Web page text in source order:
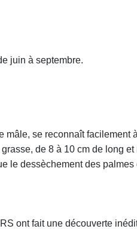
juin à septembre.
mâle, se reconnaît
de 8 à 10 cm de long
le dessèchement des palmes
ont fait une découverte